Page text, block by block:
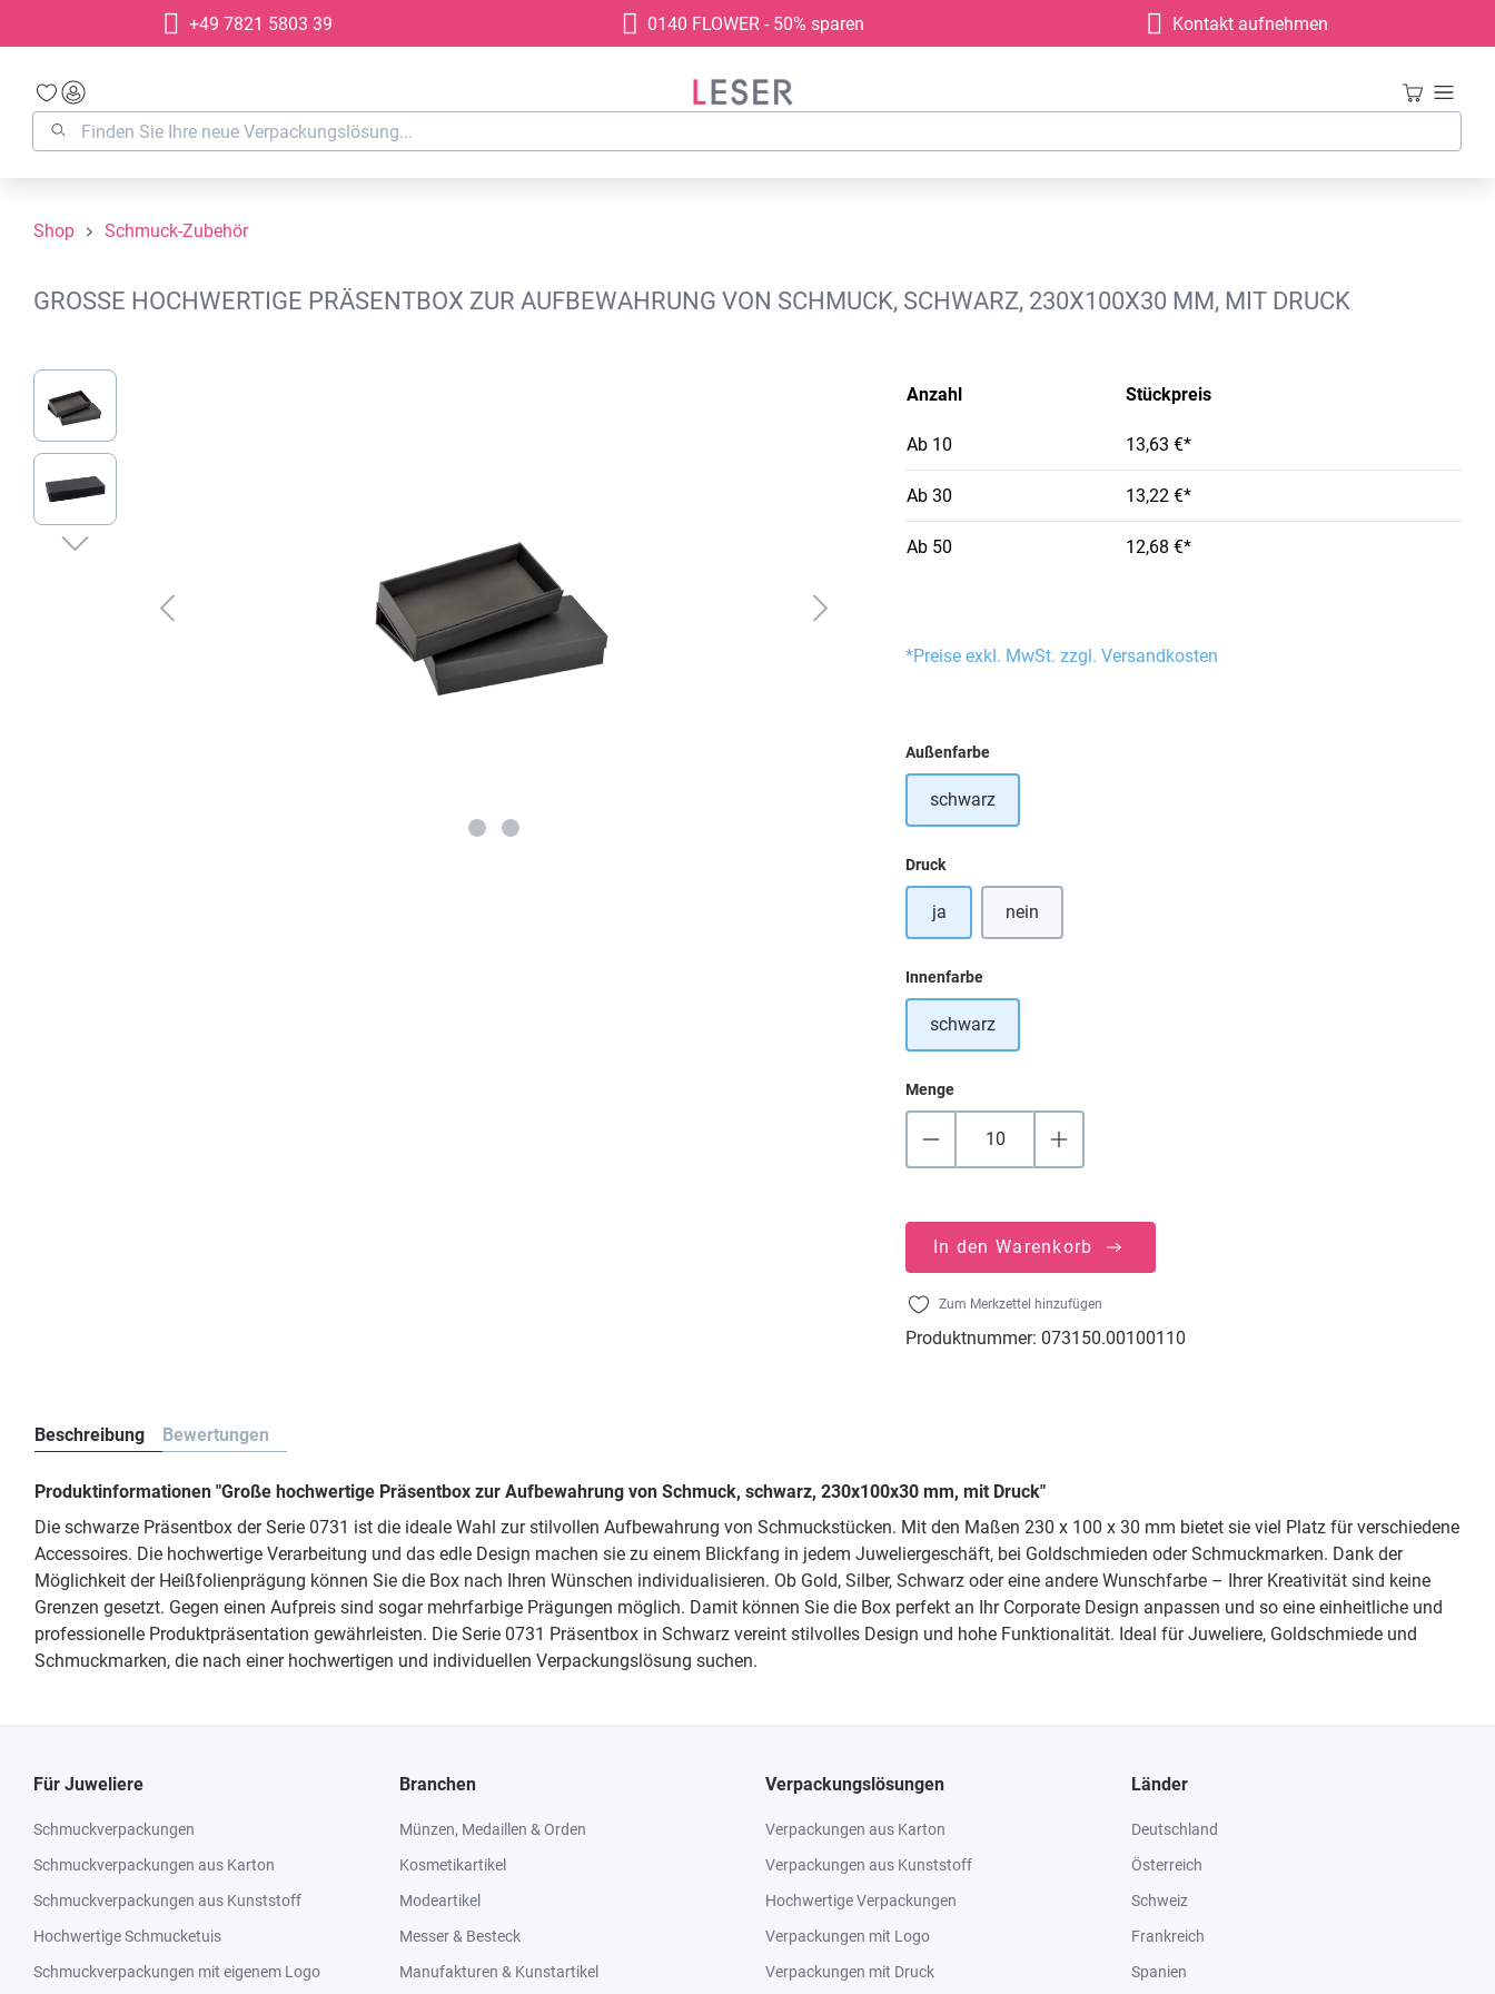
Zur Hauptnavigation springen
+49 7821 5803 39 0140 FLOWER - 50% sparen Kontakt aufnehmen
Shop Schmuck-Zubehör
GROSSE HOCHWERTIGE PRÄSENTBOX ZUR AUFBEWAHRUNG VON SCHMUCK, SCHWARZ, 230X100X30 MM, MIT DRUCK
Bildergalerie überspringen
Anzahl Stückpreis
Ab 10 13,63 €*
Ab 30 13,22 €*
Ab 50 12,68 €*
*Preise exkl. MwSt. zzgl. Versandkosten
Außenfarbeauswählen
schwarz
Druckauswählen
ja nein
Innenfarbeauswählen
schwarz
Menge
In den Warenkorb
Zum Merkzettel hinzufügen
Produktnummer: 073150.00100110
Beschreibung Bewertungen
Produktinformationen "Große hochwertige Präsentbox zur Aufbewahrung von Schmuck, schwarz, 230x100x30 mm, mit Druck"
Die schwarze Präsentbox der Serie 0731 ist die ideale Wahl zur stilvollen Aufbewahrung von Schmuckstücken. Mit den Maßen 230 x 100 x 30 mm bietet sie viel Platz für verschiedene
Accessoires. Die hochwertige Verarbeitung und das edle Design machen sie zu einem Blickfang in jedem Juweliergeschäft, bei Goldschmieden oder Schmuckmarken. Dank der
Möglichkeit der Heißfolienprägung können Sie die Box nach Ihren Wünschen individualisieren. Ob Gold, Silber, Schwarz oder eine andere Wunschfarbe – Ihrer Kreativität sind keine
Grenzen gesetzt. Gegen einen Aufpreis sind sogar mehrfarbige Prägungen möglich. Damit können Sie die Box perfekt an Ihr Corporate Design anpassen und so eine einheitliche und
professionelle Produktpräsentation gewährleisten. Die Serie 0731 Präsentbox in Schwarz vereint stilvolles Design und hohe Funktionalität. Ideal für Juweliere, Goldschmiede und
Schmuckmarken, die nach einer hochwertigen und individuellen Verpackungslösung suchen.
Für Juweliere
Schmuckverpackungen
Schmuckverpackungen aus Karton
Schmuckverpackungen aus Kunststoff
Hochwertige Schmucketuis
Schmuckverpackungen mit eigenem Logo
Branchen
Münzen, Medaillen & Orden
Kosmetikartikel
Modeartikel
Messer & Besteck
Manufakturen & Kunstartikel
Verpackungslösungen
Verpackungen aus Karton
Verpackungen aus Kunststoff
Hochwertige Verpackungen
Verpackungen mit Logo
Verpackungen mit Druck
Länder
Deutschland
Österreich
Schweiz
Frankreich
Spanien